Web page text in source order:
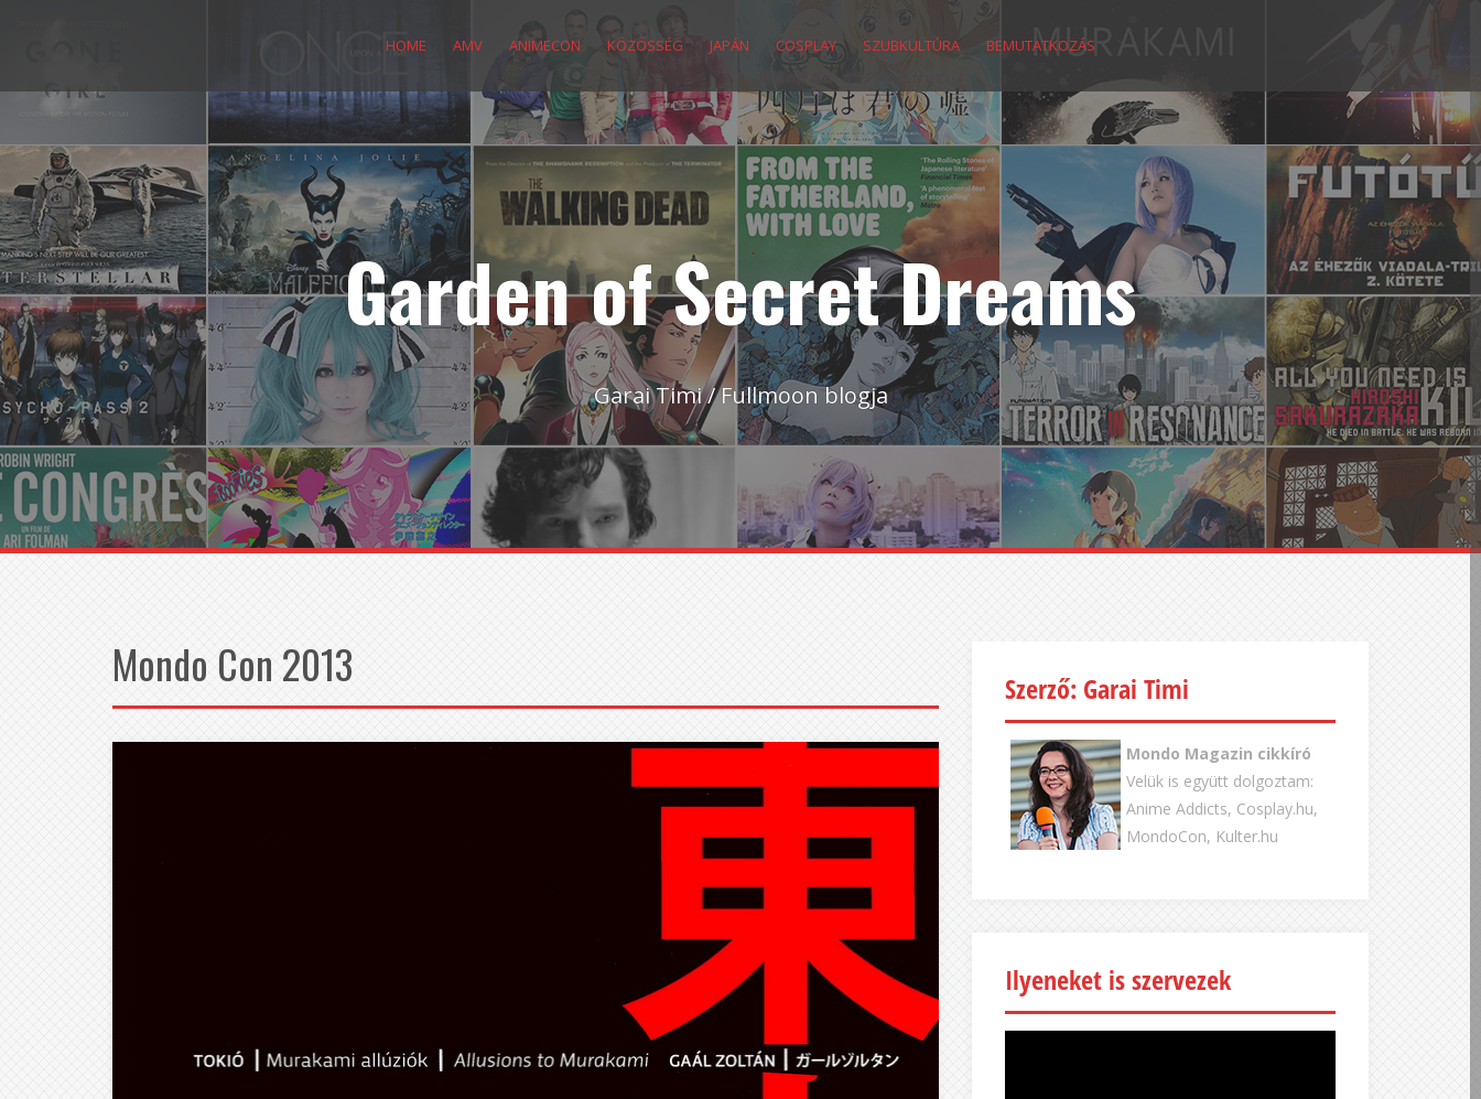
HOME AMV ANIMECON KÖZÖSSÉG JAPÁN COSPLAY SZUBKULTÚRA BEMUTATKOZÁS
Garden of Secret Dreams
Garai Timi / Fullmoon blogja
Mondo Con 2013 Szerző: Garai Timi
Mondo Magazin cikkíró
Velük is együtt dolgoztam:
Anime Addicts, Cosplay.hu,
MondoCon, Kulter.hu
Ilyeneket is szervezek